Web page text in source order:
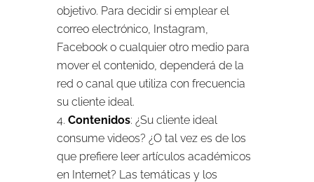
objetivo. Para decidir si emplear el
correo electrónico, Instagram,
Facebook o cualquier otro medio para
mover el contenido, dependerá de la
red o canal que utiliza con frecuencia
su cliente ideal.
Contenidos: ¿Su cliente ideal
consume videos? ¿O tal vez es de los
que prefiere leer artículos académicos
en Internet? Las temáticas y los